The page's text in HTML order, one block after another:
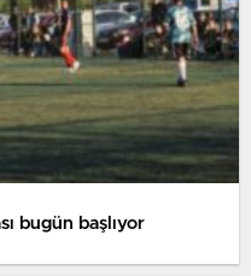
bugün başlıyor